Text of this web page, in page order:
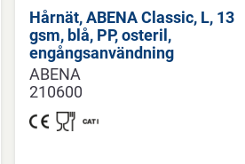
Hårnät, ABENA Classic, L, 13
gsm, blå, PP, osteril,
engångsanvändning
ABENA
210600